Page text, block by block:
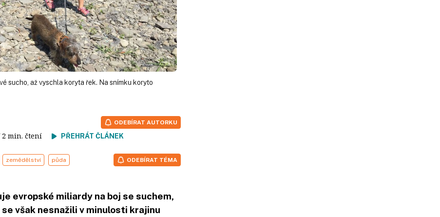
sucho, až vyschla koryta řek. Na snímku koryto
2 min. čtení PŘEHRÁT ČLÁNEK
ODEBÍRAT AUTORKU
zemědělství půda ODEBÍRAT TÉMA
evropské miliardy na boj se suchem,
však nesnažili v minulosti krajinu